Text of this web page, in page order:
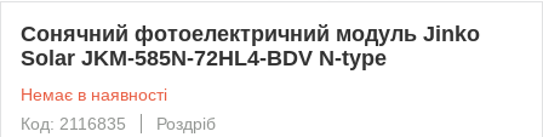
Сонячний фотоелектричний модуль Jinko
Solar JKM-585N-72HL4-BDV N-type
Немає в наявності
Код: 2116835
Роздріб